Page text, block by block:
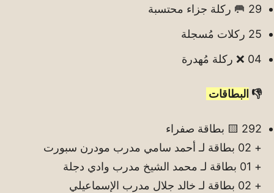
29 🥅 ركلة جزاء محتسبة
25 ركلات مُسجلة
04 ❌ ركلة مُهدرة
👎 البطاقات
292 🟨 بطاقة صفراء
+ 02 بطاقة لـ أحمد سامي مدرب مودرن سبورت
+ 01 بطاقة لـ محمد الشيخ مدرب وادي دجلة
+ 02 بطاقة لـ خالد جلال مدرب الإسماعيلي